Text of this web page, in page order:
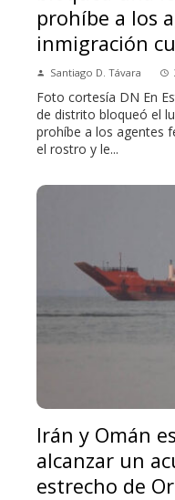
prohíbe a los
inmigración
Santiago D. Távara
Foto cortesía DN En
de distrito bloqueó el
prohíbe a los agentes
el rostro y le...
Irán y Omán
alcanzar un
estrecho de